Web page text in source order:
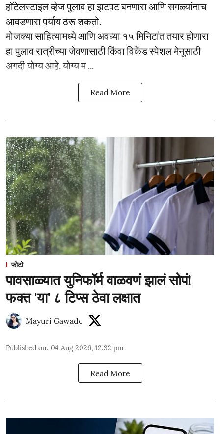
हॉटेलस्टाइल व्हेज पुलाव हा झटपट बनणारा आणि सगळ्यांनाच
आवडणारा पर्याय ठरू शकतो.
मोजक्या साहित्यामध्ये आणि अवघ्या १५ मिनिटांत तयार होणारा
हा पुलाव रात्रीच्या जेवणासाठी किंवा विकेंड स्पेशल मेनूसाठी
अगदी योग्य आहे. योग्य म ...
Read More
फोटो
पावसाळ्यात युनिफॉर्म वाळवणं झालं सोपं!
फक्त 'या' ८ टिप्स ठेवा लक्षात
Mayuri Gawade
Published on: 04 Aug 2026, 12:32 pm
Read More